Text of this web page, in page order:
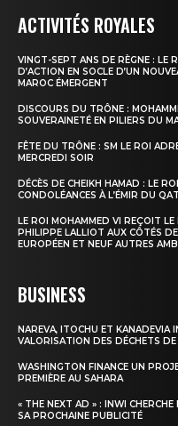
Insight
Nous contacter
Formules d’abonnement
ACTIVITÉS ROYALES
VINGT-SEPT ANS DE RÈGNE : LE
D’ACTION EN SOCLE D’UN
MAROC ÉMERGENT
DISCOURS DU TRÔNE :
SOUVERAINETÉ EN PILIERS DU
FÊTE DU TRÔNE : SM LE ROI
MERCREDI SOIR
DÉCÈS DE CHEIKH HAMAD : LE
CONDOLÉANCES À L’ÉMIR DU
LE ROI MOHAMMED VI REÇOIT
PHILIPPE LALLIOT AUX CÔTÉS
EUROPÉEN ET NEUF AUTRES
BUSINESS
NAREVA, ITOCHU ET KANADEVIA
VALORISATION DES DÉCHETS
WASHINGTON FINANCE UN
PREMIÈRE AU SAHARA
« THE NEXT AD » : INWI
SA PROCHAINE PUBLICITÉ